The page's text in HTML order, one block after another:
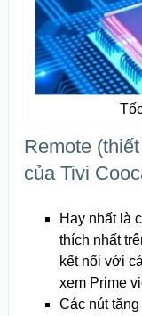
Remote
của Tivi
Hay nhất là
thích nhất
kết nối với
xem Prime
Các nút